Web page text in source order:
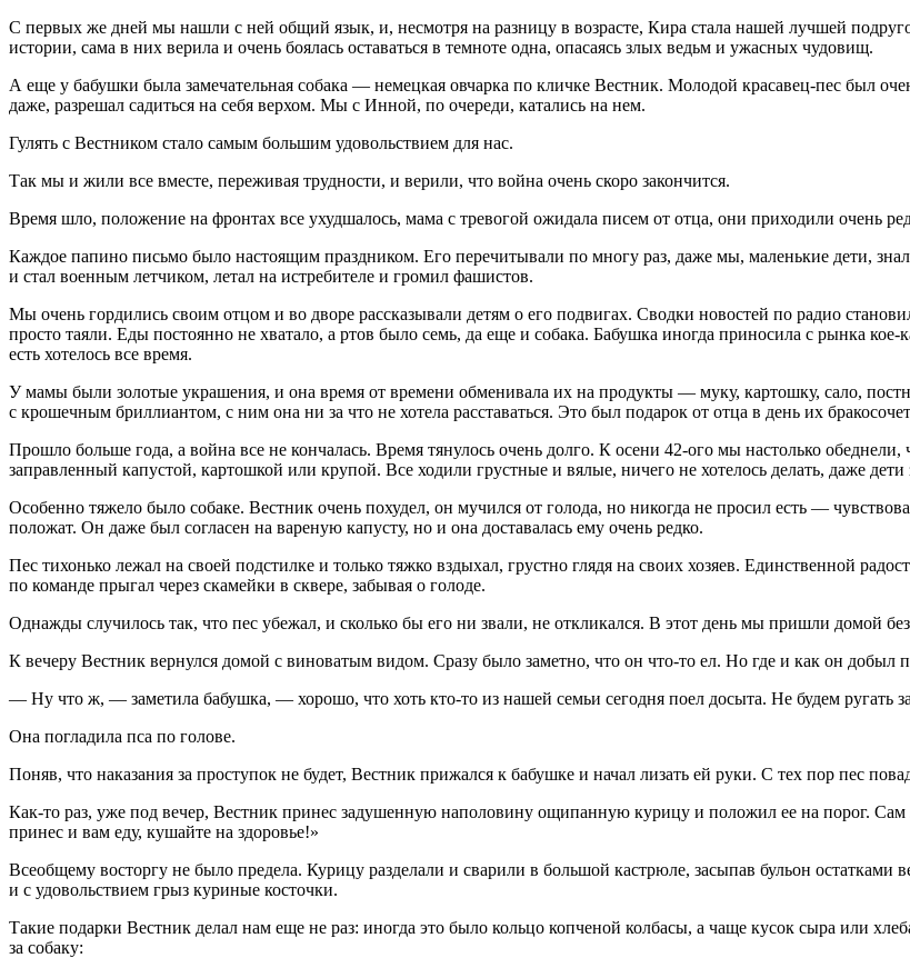
С первых же дней мы нашли с ней общий язык, и, несмотря на разницу в возрасте, Кира стала нашей лучшей
истории, сама в них верила и очень боялась оставаться в темноте одна, опасаясь злых ведьм и ужасных чудовищ.
А еще у бабушки была замечательная собака — немецкая овчарка по кличке Вестник. Молодой красавец-пес был
даже, разрешал садиться на себя верхом. Мы с Инной, по очереди, катались на нем.
Гулять с Вестником стало самым большим удовольствием для нас.
Так мы и жили все вместе, переживая трудности, и верили, что война очень скоро закончится.
Время шло, положение на фронтах все ухудшалось, мама с тревогой ожидала писем от отца, они приходили очень
Каждое папино письмо было настоящим праздником. Его перечитывали по многу раз, даже мы, маленькие дети,
и стал военным летчиком, летал на истребителе и громил фашистов.
Мы очень гордились своим отцом и во дворе рассказывали детям о его подвигах. Сводки новостей по радио
просто таяли. Еды постоянно не хватало, а ртов было семь, да еще и собака. Бабушка иногда приносила с рынка
есть хотелось все время.
У мамы были золотые украшения, и она время от времени обменивала их на продукты — муку, картошку, сало,
с крошечным бриллиантом, с ним она ни за что не хотела расставаться. Это был подарок от отца в день их
Прошло больше года, а война все не кончалась. Время тянулось очень долго. К осени 42-ого мы настолько
заправленный капустой, картошкой или крупой. Все ходили грустные и вялые, ничего не хотелось делать, даже
Особенно тяжело было собаке. Вестник очень похудел, он мучился от голода, но никогда не просил есть —
положат. Он даже был согласен на вареную капусту, но и она доставалась ему очень редко.
Пес тихонько лежал на своей подстилке и только тяжко вздыхал, грустно глядя на своих хозяев. Единственной
по команде прыгал через скамейки в сквере, забывая о голоде.
Однажды случилось так, что пес убежал, и сколько бы его ни звали, не откликался. В этот день мы пришли домой
К вечеру Вестник вернулся домой с виноватым видом. Сразу было заметно, что он что-то ел. Но где и как он добыл
— Ну что ж, — заметила бабушка, — хорошо, что хоть кто-то из нашей семьи сегодня поел досыта. Не будем ругать
Она погладила пса по голове.
Поняв, что наказания за проступок не будет, Вестник прижался к бабушке и начал лизать ей руки. С тех пор пес
Как-то раз, уже под вечер, Вестник принес задушенную наполовину ощипанную курицу и положил ее на порог. Сам
принес и вам еду, кушайте на здоровье!»
Всеобщему восторгу не было предела. Курицу разделали и сварили в большой кастрюле, засыпав бульон
и с удовольствием грыз куриные косточки.
Такие подарки Вестник делал нам еще не раз: иногда это было кольцо копченой колбасы, а чаще кусок сыра или
за собаку: